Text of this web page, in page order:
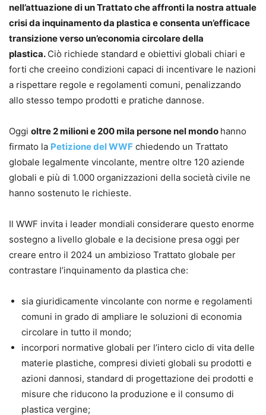
nell’attuazione di un Trattato che affronti la nostra attuale
crisi da inquinamento da plastica e consenta un’efficace
transizione verso un’economia circolare della
plastica. Ciò richiede standard e obiettivi globali chiari e
forti che creeino condizioni capaci di incentivare le nazioni
a rispettare regole e regolamenti comuni, penalizzando
allo stesso tempo prodotti e pratiche dannose.
Oggi oltre 2 milioni e 200 mila persone nel mondo hanno
firmato la Petizione del WWF chiedendo un Trattato
globale legalmente vincolante, mentre oltre 120 aziende
globali e più di 1.000 organizzazioni della società civile ne
hanno sostenuto le richieste.
Il WWF invita i leader mondiali considerare questo enorme
sostegno a livello globale e la decisione presa oggi per
creare entro il 2024 un ambizioso Trattato globale per
contrastare l’inquinamento da plastica che:
sia giuridicamente vincolante con norme e regolamenti
comuni in grado di ampliare le soluzioni di economia
circolare in tutto il mondo;
incorpori normative globali per l’intero ciclo di vita delle
materie plastiche, compresi divieti globali su prodotti e
azioni dannosi, standard di progettazione dei prodotti e
misure che riducono la produzione e il consumo di
plastica vergine;